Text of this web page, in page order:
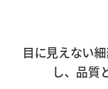
目に見えない
し、品質